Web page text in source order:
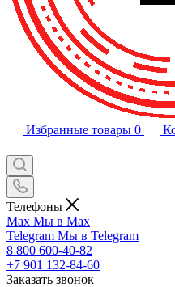
Избранные товары 0
Телефоны
Max Мы в Max
Telegram Мы в Telegram
8 800 600-40-82
+7 901 132-84-60
Заказать звонок